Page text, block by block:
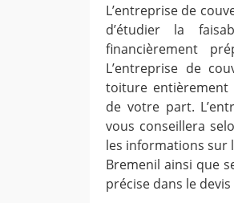
L’entreprise de
d’étudier la
financièrement
L’entreprise de
toiture entièrement
de votre part.
vous conseillera
les informations sur
Bremenil ainsi que
précise dans le